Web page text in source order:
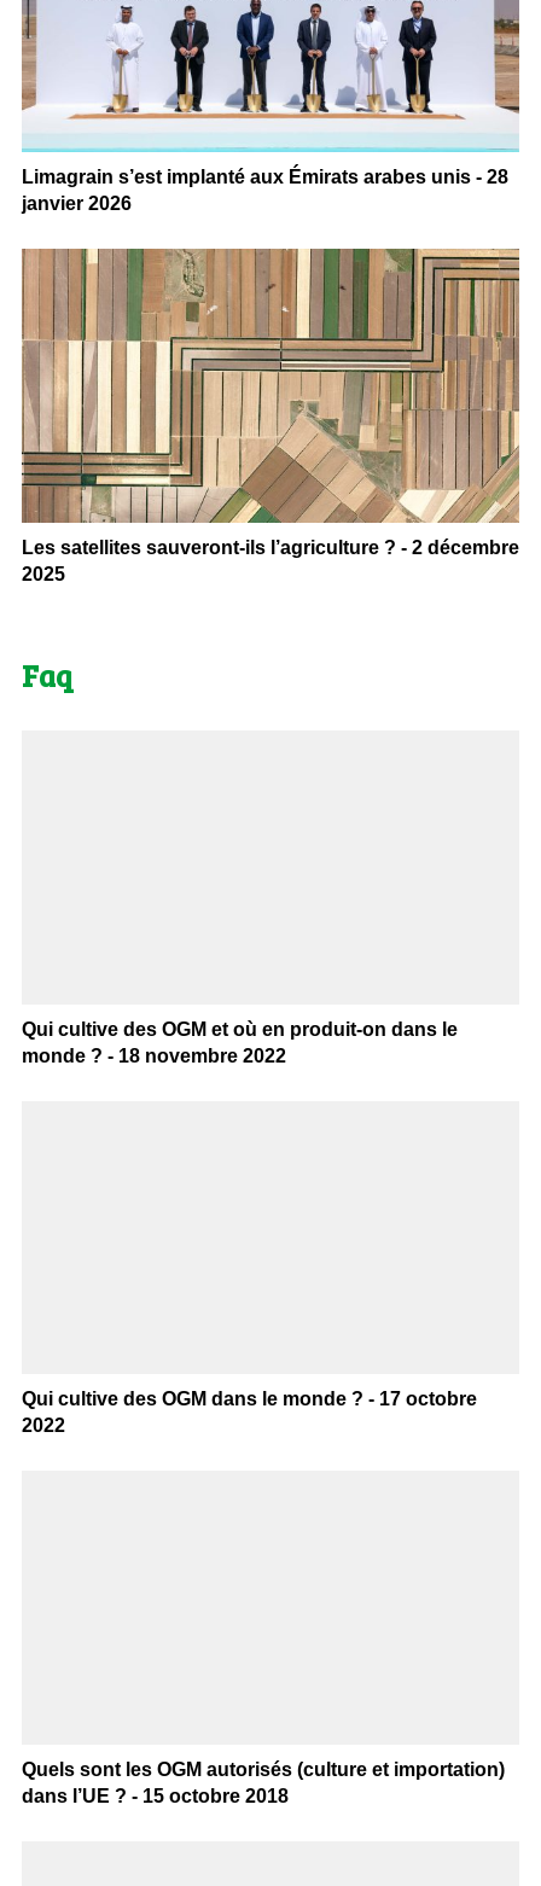
Limagrain s’est implanté aux Émirats arabes unis - 28
janvier 2026
Les satellites sauveront-ils l’agriculture ? - 2 décembre
2025
Faq
Qui cultive des OGM et où en produit-on dans le
monde ? - 18 novembre 2022
Qui cultive des OGM dans le monde ? - 17 octobre
2022
Quels sont les OGM autorisés (culture et importation)
dans l’UE ? - 15 octobre 2018